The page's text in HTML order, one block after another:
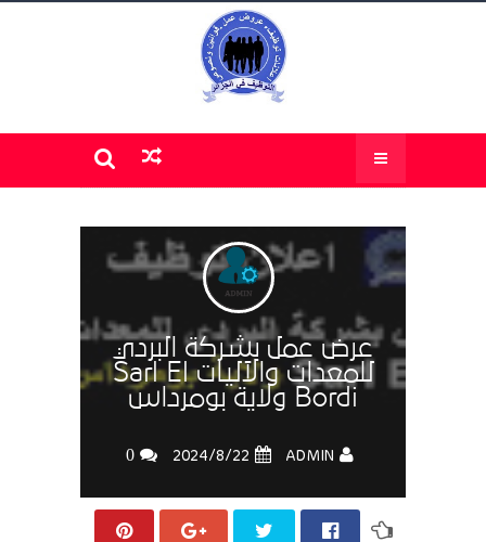
عرض عمل بشركة البردي
للمعدات والآليات Sarl El
Bordi ولاية بومرداس
ADMIN
22‏/8‏/2024
0